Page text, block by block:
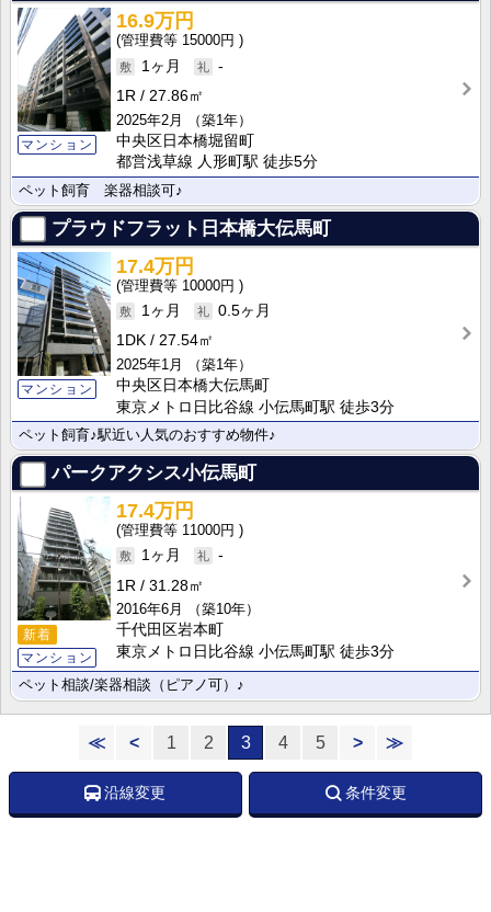
マンション
16.9万円
15000円
1ヶ月
-
1R
27.86㎡
2025年2月
（築1年）
中央区日本橋堀留町
都営浅草線 人形町駅 徒歩5分
ペット飼育 楽器相談可♪
プラウドフラット日本橋大伝馬町
マンション
17.4万円
10000円
1ヶ月
0.5ヶ月
1DK
27.54㎡
2025年1月
（築1年）
中央区日本橋大伝馬町
東京メトロ日比谷線 小伝馬町駅 徒歩3分
ペット飼育♪駅近い人気のおすすめ物件♪
パークアクシス小伝馬町
新着
マンション
17.4万円
11000円
1ヶ月
-
1R
31.28㎡
2016年6月
（築10年）
千代田区岩本町
東京メトロ日比谷線 小伝馬町駅 徒歩3分
ペット相談/楽器相談（ピアノ可）♪
≪ < 1 2 3 4 5 > ≫
沿線変更 条件変更